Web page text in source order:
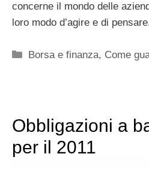
concerne il mondo delle
loro modo d’agire e di
Categorie
Borsa e finanza, Come
Obbligazioni a
per il 2011